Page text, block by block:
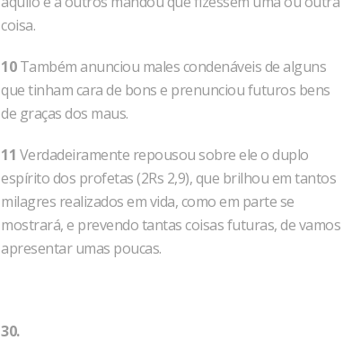
coisa.
10Também anunciou males condenáveis de alguns
que tinham cara de bons e prenunciou futuros bens
de graças dos maus.
11 Verdadeiramente repou­sou sobre ele o duplo
espírito dos profetas (2Rs 2,9), que brilhou em tantos
milagres realizados em vida, como em parte se
mostrará, e prevendo tantas coisas futuras, de vamos
apresentar umas poucas.
30.